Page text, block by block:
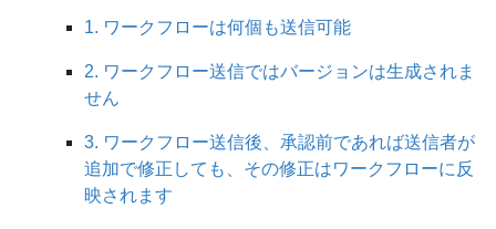
1. ワークフローは何個も送信可能
2. ワークフロー送信ではバージョンは生成されま
せん
3. ワークフロー送信後、承認前であれば送信者が
追加で修正しても、その修正はワークフローに反
映されます